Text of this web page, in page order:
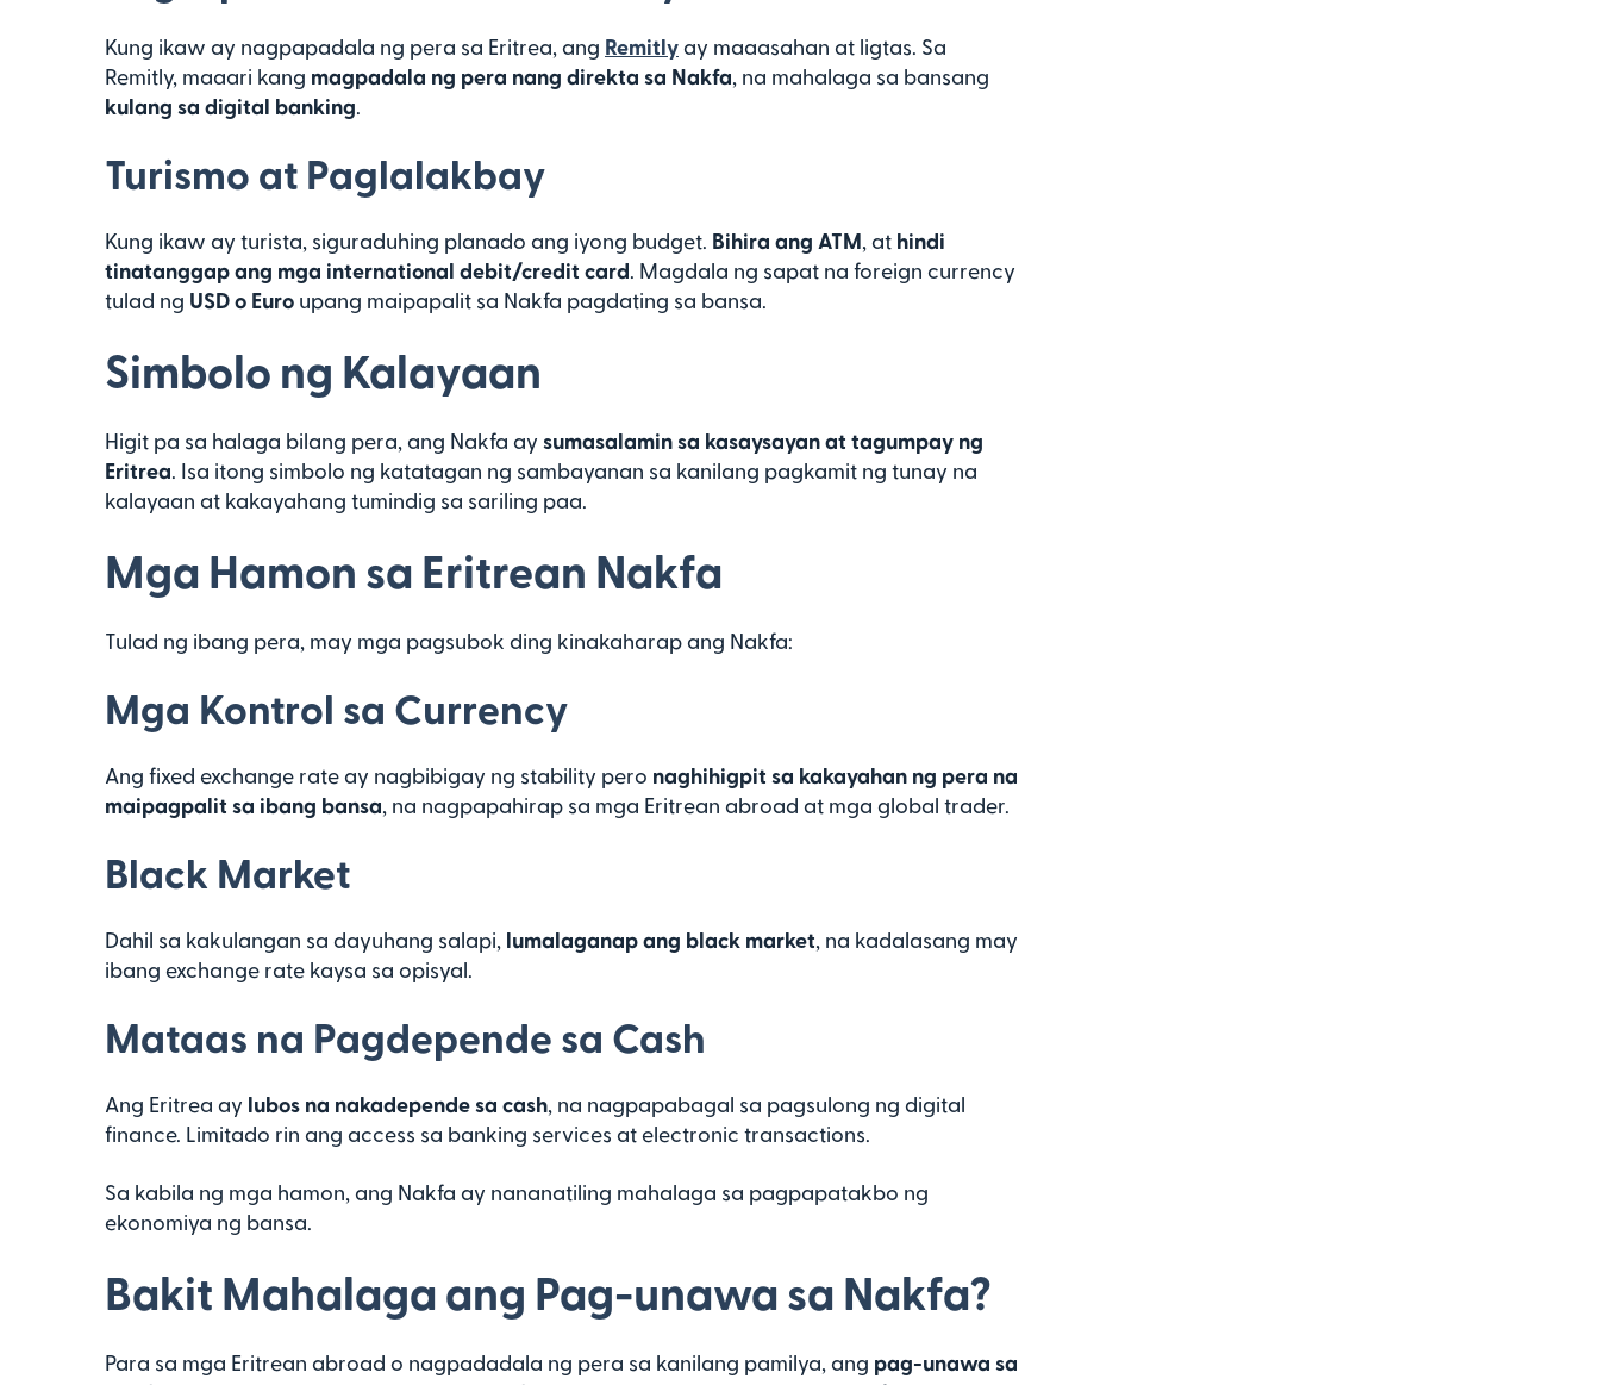
Kung ikaw ay nagpapadala ng pera sa Eritrea, ang Remitlyay maaasahan at ligtas. Sa
Remitly, maaari kang magpadala ng pera nang direkta sa Nakfa , na mahalaga sa bansang
kulang sa digital banking
Turismo at Paglalakbay
Kung ikaw ay turista, siguraduhing planado ang iyong budget. Bihira ang ATM , at hindi
tinatanggap ang mga international debit/credit card . Magdala ng sapat na foreign currency
tulad ng USD o Euro upang maipapalit sa Nakfa pagdating sa bansa.
Simbolo ng Kalayaan
Higit pa sa halaga bilang pera, ang Nakfa ay sumasalamin sa kasaysayan at tagumpay ng
Eritrea . Isa itong simbolo ng katatagan ng sambayanan sa kanilang pagkamit ng tunay na
kalayaan at kakayahang tumindig sa sariling paa.
Mga Hamon sa Eritrean Nakfa
Tulad ng ibang pera, may mga pagsubok ding kinakaharap ang Nakfa:
Mga Kontrol sa Currency
Ang fixed exchange rate ay nagbibigay ng stability pero naghihigpit sa kakayahan ng pera na
maipagpalit sa ibang bansa , na nagpapahirap sa mga Eritrean abroad at mga global trader.
Black Market
Dahil sa kakulangan sa dayuhang salapi, lumalaganap ang black market , na kadalasang may
ibang exchange rate kaysa sa opisyal.
Mataas na Pagdepende sa Cash
Ang Eritrea ay lubos na nakadepende sa cash , na nagpapabagal sa pagsulong ng digital
finance. Limitado rin ang access sa banking services at electronic transactions.
Sa kabila ng mga hamon, ang Nakfa ay nananatiling mahalaga sa pagpapatakbo ng
ekonomiya ng bansa.
Bakit Mahalaga ang Pag-unawa sa Nakfa?
Para sa mga Eritrean abroad o nagpadadala ng pera sa kanilang pamilya, ang pag-unawa sa